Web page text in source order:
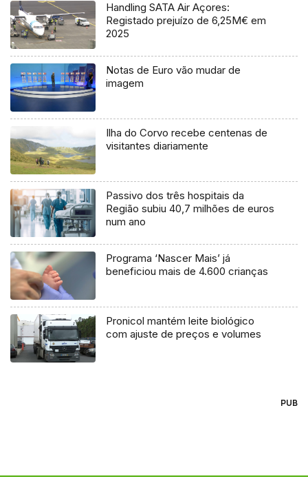
Handling SATA Air Açores:
Registado prejuízo de 6,25M€ em
2025
Notas de Euro vão mudar de
imagem
Ilha do Corvo recebe centenas de
visitantes diariamente
Passivo dos três hospitais da
Região subiu 40,7 milhões de euros
num ano
Programa ‘Nascer Mais’ já
beneficiou mais de 4.600 crianças
Pronicol mantém leite biológico
com ajuste de preços e volumes
PUB